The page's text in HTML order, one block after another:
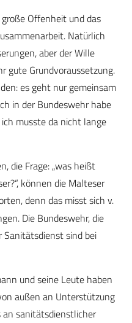
Offenheit und das
Natürlich
aber der Wille
gute Grundvoraussetzung.
es geht nur gemeinsam
in der Bundeswehr habe
musste da nicht lange
die Frage: „was heißt
können die Malteser
denn das misst sich v.
Die Bundeswehr, die
sind bei
und seine Leute haben
außen an Unterstützung
an sanitätsdienstlicher